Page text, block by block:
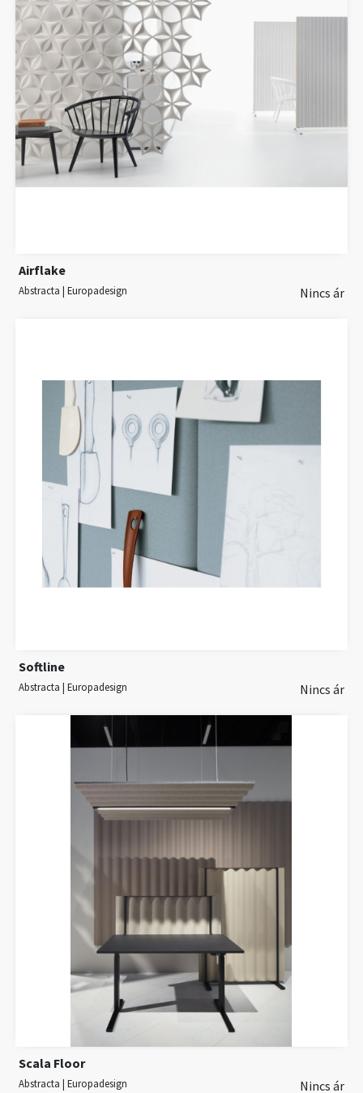
Airflake
Abstracta | Europadesign Nincs ár
Softline
Abstracta | Europadesign Nincs ár
Scala Floor
Abstracta | Europadesign Nincs ár